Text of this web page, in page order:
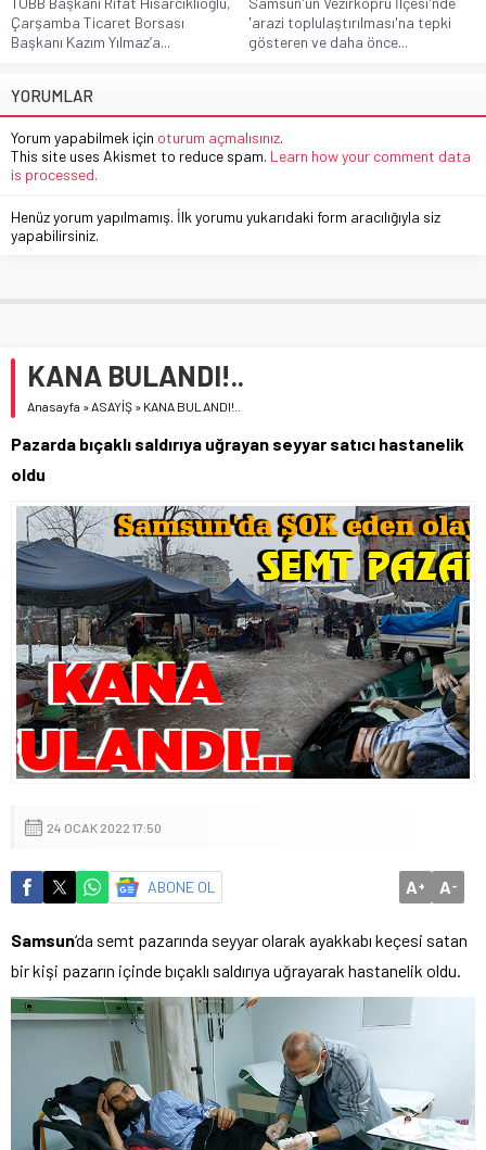
Çarşamba Ticaret Borsası
Başkanı Kazım Yılmaz’a...
'arazi toplulaştırılması'na tepki
gösteren ve daha önce...
YORUMLAR
Yorum yapabilmek için oturum açmalısınız.
This site uses Akismet to reduce spam. Learn how your comment data
is processed.
Henüz yorum yapılmamış. İlk yorumu yukarıdaki form aracılığıyla siz
yapabilirsiniz.
KANA BULANDI!..
Anasayfa » ASAYİŞ » KANA BULANDI!..
Pazarda bıçaklı saldırıya uğrayan seyyar satıcı hastanelik
oldu
24 OCAK 2022 17:50
ABONE OL A+ A-
Samsun‘da semt pazarında seyyar olarak ayakkabı keçesi satan
bir kişi pazarın içinde bıçaklı saldırıya uğrayarak hastanelik oldu.